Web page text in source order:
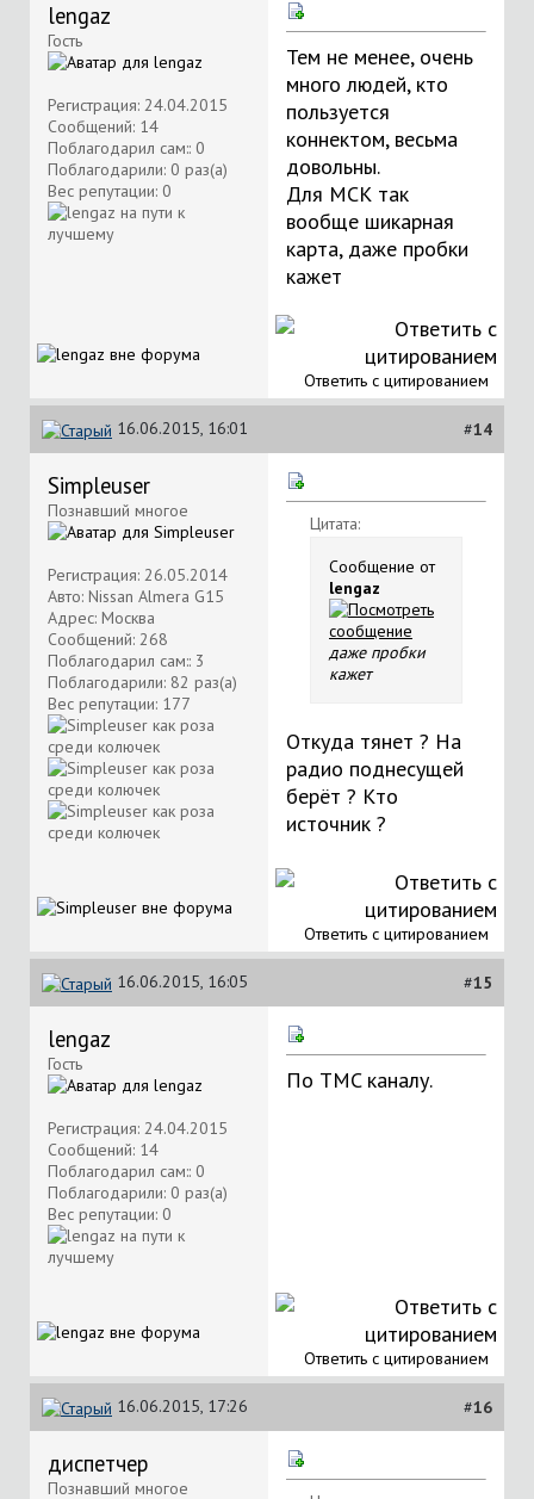
lengaz
Гость
Регистрация: 24.04.2015
Сообщений: 14
Поблагодарил сам:: 0
Поблагодарили: 0 раз(а)
Вес репутации: 0
Тем не менее, очень
много людей, кто
пользуется
коннектом, весьма
довольны.
Для МСК так
вообще шикарная
карта, даже пробки
кажет
Ответить с цитированием
16.06.2015, 16:01 #14
Simpleuser
Познавший многое
Регистрация: 26.05.2014
Авто: Nissan Almera G15
Адрес: Москва
Сообщений: 268
Поблагодарил сам:: 3
Поблагодарили: 82 раз(а)
Вес репутации: 177
Цитата:
Сообщение от
lengaz
даже пробки
кажет
Откуда тянет ? На
радио поднесущей
берёт ? Кто
источник ?
Ответить с цитированием
16.06.2015, 16:05 #15
lengaz
Гость
Регистрация: 24.04.2015
Сообщений: 14
Поблагодарил сам:: 0
Поблагодарили: 0 раз(а)
Вес репутации: 0
По TMC каналу.
Ответить с цитированием
16.06.2015, 17:26 #16
диспетчер
Познавший многое